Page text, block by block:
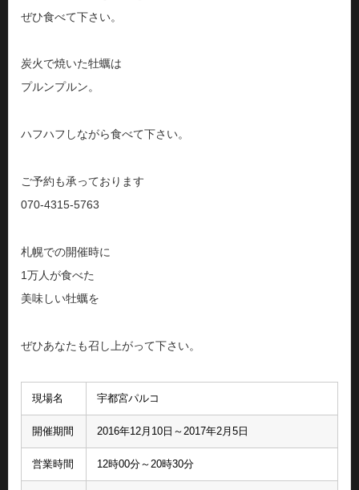
ぜひ食べて下さい。
炭火で焼いた牡蠣は
プルンプルン。
ハフハフしながら食べて下さい。
ご予約も承っております
070-4315-5763
札幌での開催時に
1万人が食べた
美味しい牡蠣を
ぜひあなたも召し上がって下さい。
現場名 宇都宮パルコ
開催期間 2016年12月10日～2017年2月5日
営業時間 12時00分～20時30分